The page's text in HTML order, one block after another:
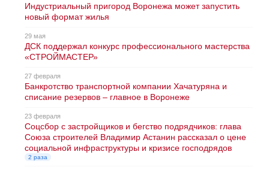
Индустриальный пригород Воронежа может запустить
новый формат жилья
29 мая
ДСК поддержал конкурс профессионального мастерства
«СТРОЙМАСТЕР»
27 февраля
Банкротство транспортной компании Хачатуряна и
списание резервов – главное в Воронеже
23 февраля
Соцсбор с застройщиков и бегство подрядчиков: глава
Союза строителей Владимир Астанин рассказал о цене
социальной инфраструктуры и кризисе господрядов
2 раза